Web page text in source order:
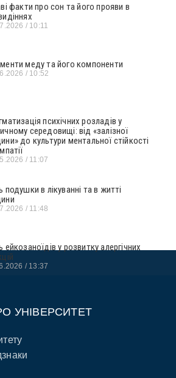
факти про сон та його прояви в
10:11
меду та його компоненти
10:52
психічних розладів у
середовищі: від «залізної
до культури ментальної стійкості
11:07
подушки в лікуванні та в житті
11:48
ейкозаноїдів у розвитку алергічних
13:37
УНІВЕРСИТЕТ